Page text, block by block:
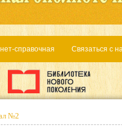
справочная Связаться с
№2